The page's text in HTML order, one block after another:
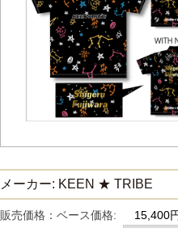
メーカー: KEEN ★ TRIBE
販売価格：ベース価格: 15,400